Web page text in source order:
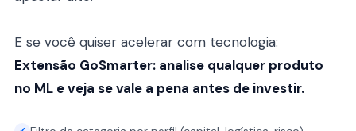
E se você quiser acelerar com tecnologia:
Extensão GoSmarter: analise qualquer produto
no ML e veja se vale a pena antes de investir.